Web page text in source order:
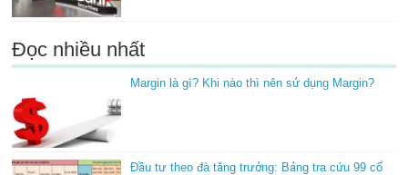
Đọc nhiều nhất
Margin là gì? Khi nào thì nên sử dụng Margin?
Đầu tư theo đà tăng trưởng: Bảng tra cứu 99 cổ